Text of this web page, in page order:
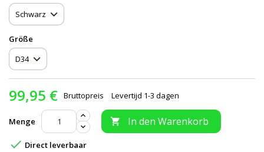
Größe
99,95 € Bruttopreis Levertijd 1-3 dagen
Menge  In den Warenkorb
 Direct leverbaar